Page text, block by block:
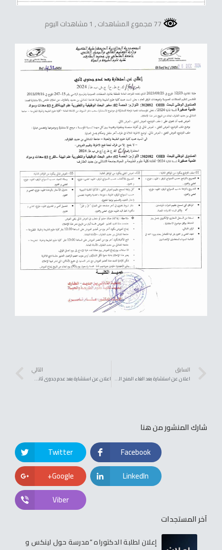
, 1 مشاهدات اليوم
السابق
اعلان عن استشارة بعد الغاء المنح المؤقت رقم65/ك ع ط ح/ج ش ب ط/2024 قصد الصندوق الوطني للبحث OHB 302082 الحصة رقم 03 لفائدة كلية علوم الطبيعة و الحياة
التالي
اعلان عن استشارة بعد عدم جدوى ثاني رقم 63/ك ع ط ح/ج ش ب ط/2024 قصد اقتناء ادوات و مستهلكات المخابر وورشات التدريس و البحث الحصة 01 لفائدة كلية علوم الطبيعة و الحياة
شارك المنشور من هنا
Twitter
Facebook
Google+
LinkedIn
Viber
آخر المستجدات
إعلان لطلبة الدكتوراه “مدرسة حول لينكس و